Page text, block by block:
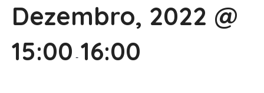
Dezembro, 2022 @
15:00 -16:00